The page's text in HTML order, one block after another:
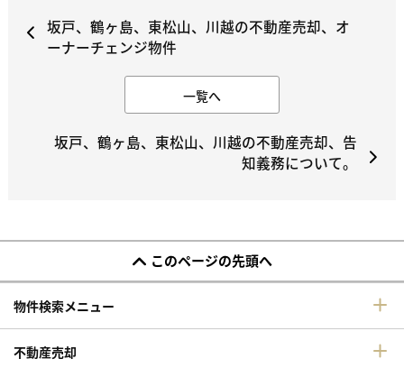
坂戸、鶴ヶ島、東松山、川越の不動産売却、オ
ーナーチェンジ物件
一覧へ
坂戸、鶴ヶ島、東松山、川越の不動産売却、告
知義務について。
このページの先頭へ
物件検索メニュー
不動産売却